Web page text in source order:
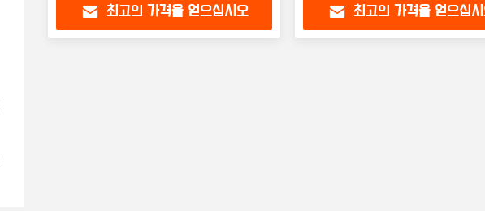
최고의 가격을 얻으십시오 최고의 가격을 얻으십